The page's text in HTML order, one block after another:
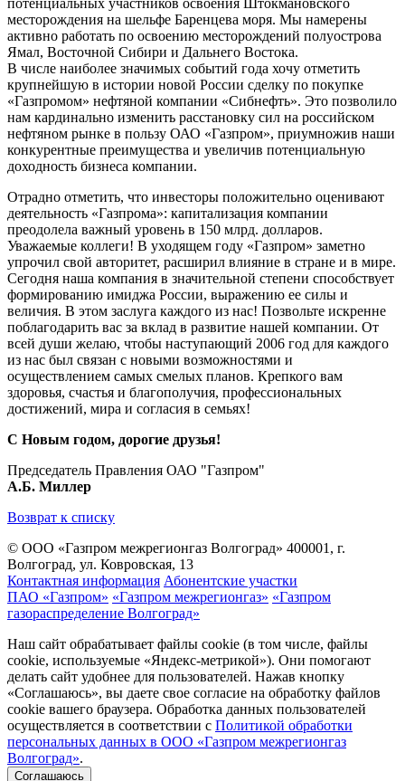
месторождения на шельфе Баренцева моря. Мы намерены
активно работать по освоению месторождений полуострова
Ямал, Восточной Сибири и Дальнего Востока.
В числе наиболее значимых событий года хочу отметить
крупнейшую в истории новой России сделку по покупке
«Газпромом» нефтяной компании «Сибнефть». Это позволило
нам кардинально изменить расстановку сил на российском
нефтяном рынке в пользу ОАО «Газпром», приумножив наши
конкурентные преимущества и увеличив потенциальную
доходность бизнеса компании.
Отрадно отметить, что инвесторы положительно оценивают
деятельность «Газпрома»: капитализация компании
преодолела важный уровень в 150 млрд. долларов.
Уважаемые коллеги! В уходящем году «Газпром» заметно
упрочил свой авторитет, расширил влияние в стране и в мире.
Сегодня наша компания в значительной степени способствует
формированию имиджа России, выражению ее силы и
величия. В этом заслуга каждого из нас! Позвольте искренне
поблагодарить вас за вклад в развитие нашей компании. От
всей души желаю, чтобы наступающий 2006 год для каждого
из нас был связан с новыми возможностями и
осуществлением самых смелых планов. Крепкого вам
здоровья, счастья и благополучия, профессиональных
достижений, мира и согласия в семьях!
С Новым годом, дорогие друзья!
Председатель Правления ОАО "Газпром"
А.Б. Миллер
Возврат к списку
© ООО «Газпром межрегионгаз Волгоград» 400001, г.
Волгоград, ул. Ковровская, 13
Контактная информация Абонентские участки
ПАО «Газпром» «Газпром межрегионгаз» «Газпром
газораспределение Волгоград»
Наш сайт обрабатывает файлы cookie (в том числе, файлы
cookie, используемые «Яндекс-метрикой»). Они помогают
делать сайт удобнее для пользователей. Нажав кнопку
«Соглашаюсь», вы даете свое согласие на обработку файлов
cookie вашего браузера. Обработка данных пользователей
осуществляется в соответствии с Политикой обработки
персональных данных в ООО «Газпром межрегионгаз
Волгоград».
Соглашаюсь